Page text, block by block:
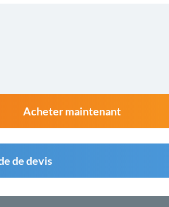
Acheter maintenant
de devis